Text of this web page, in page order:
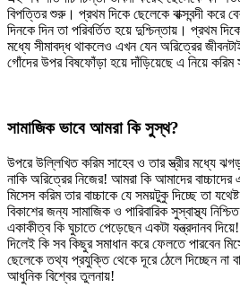
বিপত্তির শুরু। প্রথম দিকে ছেলেকে বাক্সবন্দী করে
দিনকে দিন তা পরিবর্তিত হয়ে দুশ্চিন্তায়। প্রথম
মধ্যে সীমাবদ্ধ থাকলেও এখন যেন অরিত্রের
গোঁদের উপর বিষফোঁড়া হয়ে দাঁড়িয়েছে এ নিয়ে করিম
সামাজিক ভাবে আমরা কি সুস্থ?
উপরে উল্লিখিত করিম সাহেব ও তার স্ত্রীর মধ্যে
নাকি অরিত্রের নিজের! আমরা কি আমাদের বাচ্চাদের
মিসেস করিম তার বাচ্চাকে যে সময়টুকু দিচ্ছে তা
বিকাশের জন্য সামাজিক ও পারিবারিক সুস্বাস্থ্য
একাকীত্ব কি ঘুচাতে পেড়েছেন একটা যন্ত্রদানব
দিলেই কি সব কিছুর সমাধান করে ফেলতে পারবেন
ছেলেকে তথ্য প্রযুক্তি থেকে দূরে ঠেলে দিচ্ছেন না
আধুনিক বিশ্বের তুলনায়!